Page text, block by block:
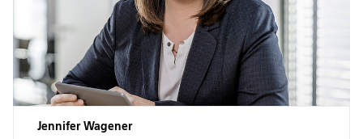
Jennifer Wagener